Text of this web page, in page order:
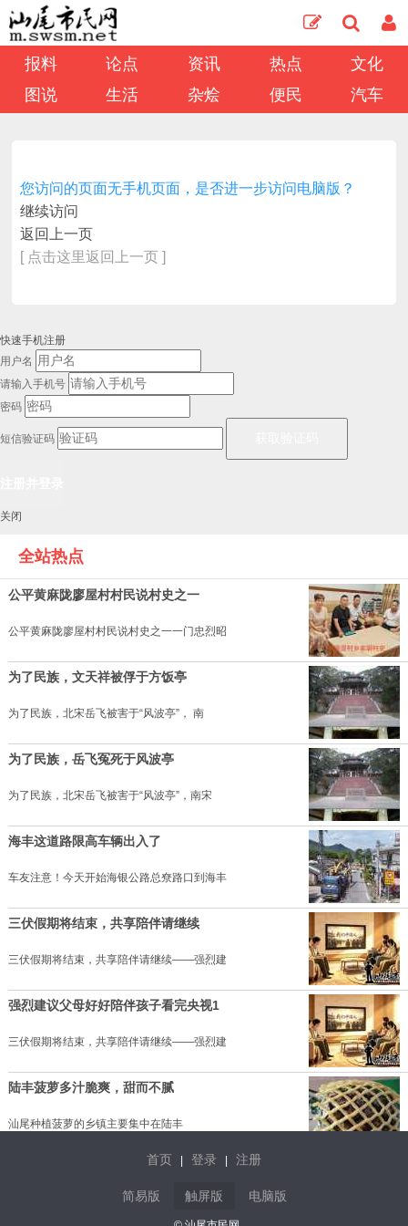
报料 论点 资讯 热点
文化
图说
生活 杂烩 便民 汽车
您访问的页面无手机页面，是否进一步访问电脑版？
继续访问
返回上一页
[ 点击这里返回上一页 ]
快速手机注册
用户名
请输入手机号
密码
短信验证码
关闭
全站热点
公平黄麻陇廖屋村村民说村史之一
公平黄麻陇廖屋村村民说村史之一一门忠烈昭
为了民族，文天祥被俘于方饭亭
为了民族，北宋岳飞被害于“风波亭”， 南
为了民族，岳飞冤死于风波亭
为了民族，北宋岳飞被害于“风波亭”，南宋
海丰这道路限高车辆出入了
车友注意！今天开始海银公路总尞路口到海丰
三伏假期将结束，共享陪伴请继续
三伏假期将结束，共享陪伴请继续——强烈建
强烈建议父母好好陪伴孩子看完央视1
三伏假期将结束，共享陪伴请继续——强烈建
陆丰菠萝多汁脆爽，甜而不腻
汕尾种植菠萝的乡镇主要集中在陆丰
海丰红宫红场旧址纪念馆小小讲解员
在近日举行的 “党的故事我来讲——
首页 登录 注册
简易版 触屏版 电脑版